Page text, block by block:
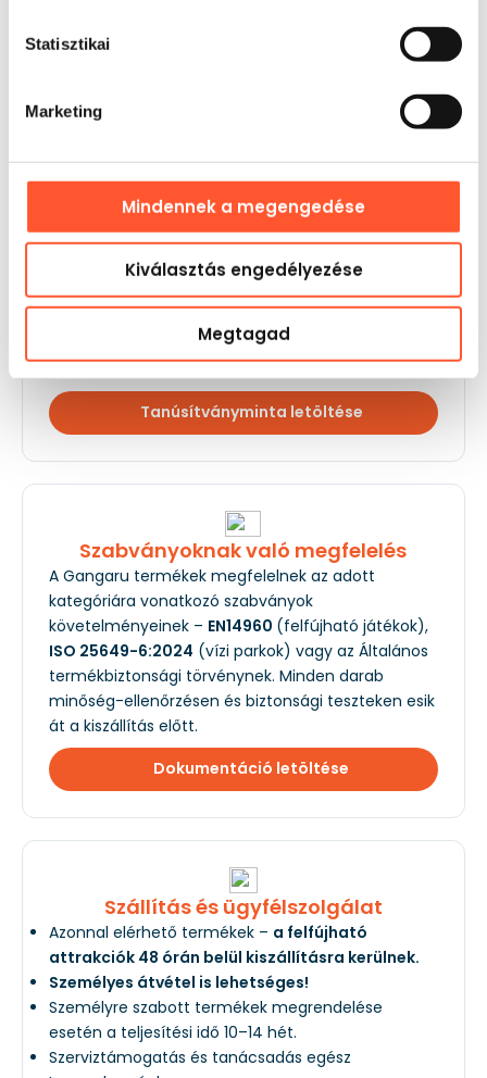
Statisztikai
Marketing
Mindennek a megengedése
Kiválasztás engedélyezése
Megtagad
teljesebbnek érzékelik a létesítményt, ami támogatja a
funkcióját a rendszeres látogatások helyszíneként erősíti,
Véleményekés végrehajtás
Az ügyfeleink 5-ösre értékelnek minket!
Biztonság
Az EN 14960 és EN ISO 25649-6 szabvány hatálya
műszaki tanúsítvánnyal (tanúsítvánnyal)
műszaki és üzemeltetési dokumentációval.
Tanúsítványminta letöltése
Szabványoknak való megfelelés
A Gangaru termékek megfelelnek az adott
kategóriára vonatkozó szabványok
követelményeinek – EN14960 (felfújható játékok),
ISO 25649-6:2024 (vízi parkok) vagy az Általános
termékbiztonsági törvénynek. Minden darab
minőség-ellenőrzésen és biztonsági teszteken esik
át a kiszállítás előtt.
Dokumentáció letöltése
Szállítás és ügyfélszolgálat
Azonnal elérhető termékek – a felfújható
attrakciók 48 órán belül kiszállításra kerülnek.
Személyes átvétel is lehetséges!
Személyre szabott termékek megrendelése
esetén a teljesítési idő 10–14 hét.
Szerviztámogatás és tanácsadás egész